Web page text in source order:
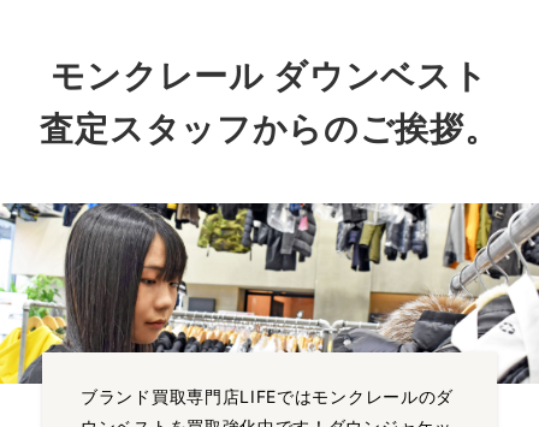
モンクレール ダウンベスト
査定スタッフからのご挨拶。
ブランド買取専門店LIFEではモンクレールのダ